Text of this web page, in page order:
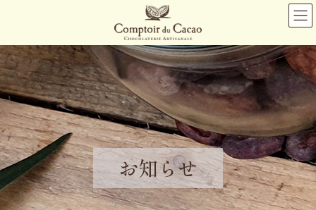
ン
ツ
へ
ス
キ
ッ
プ
ー
シ
ョ
ン
に
移
動
お知らせ